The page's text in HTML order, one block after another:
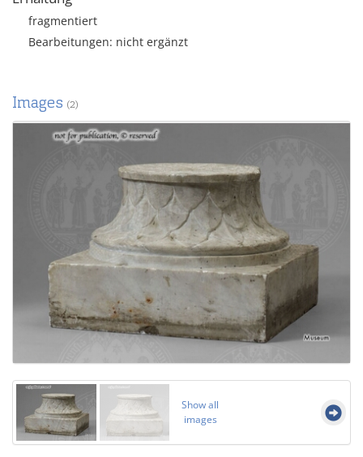
fragmentiert
Bearbeitungen: nicht ergänzt
Images (2)
Show all
images